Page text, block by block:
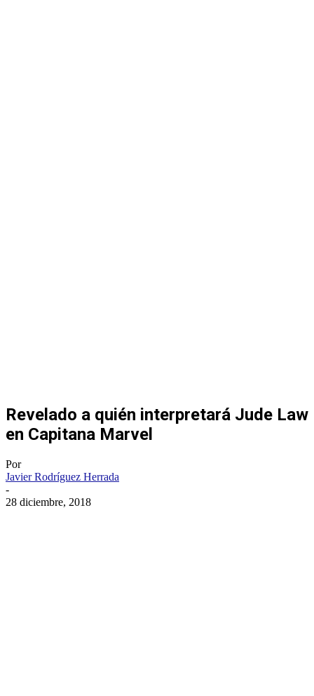
Revelado a quién interpretará Jude Law
en Capitana Marvel
Por
Javier Rodríguez Herrada
-
28 diciembre, 2018